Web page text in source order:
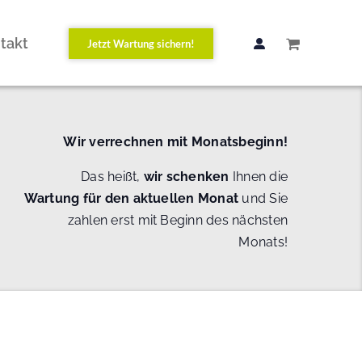
Jetzt Wartung sichern!
Wir verrechnen mit Monatsbeginn!
Das heißt, wir schenken Ihnen die
Wartung für den aktuellen Monat und Sie
zahlen erst mit Beginn des nächsten
Monats!